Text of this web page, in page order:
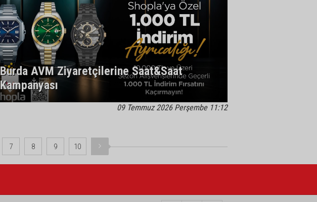
Burda AVM Ziyaretçilerine Saat&Saat
Kampanyası
09 Temmuz 2026 Perşembe 11:12
7 8 9 10